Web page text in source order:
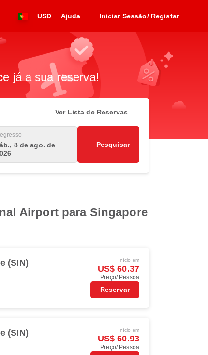
USD Ajuda Iniciar Sessão/ Registar
já a sua reserva!
Ver Lista de Reservas
8 de ago. de
Pesquisar
Airport para Singapore
(SIN) Início em
US$ 60.37
Preço/ Pessoa
Reservar
(SIN) Início em
US$ 60.93
Preço/ Pessoa